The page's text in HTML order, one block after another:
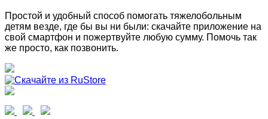
Простой и удобный способ помогать тяжелобольным
детям везде, где бы вы ни были: скачайте приложение на
свой смартфон и пожертвуйте любую сумму. Помочь так
же просто, как позвонить.